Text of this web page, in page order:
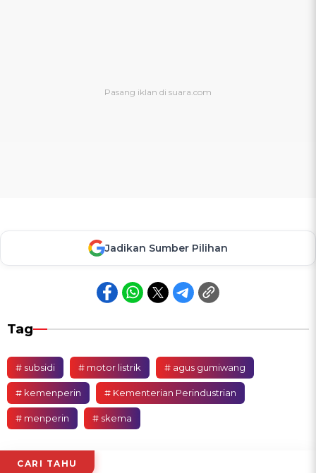
Jadikan Sumber Pilihan
Tag
# subsidi # motor listrik # agus gumiwang
# kemenperin # Kementerian Perindustrian
# menperin # skema
CARI TAHU